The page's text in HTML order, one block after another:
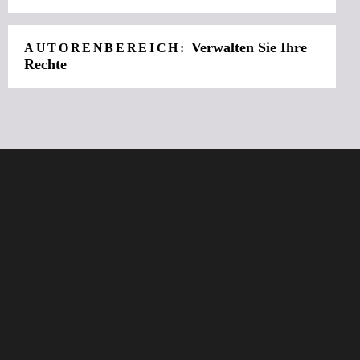
AUTORENBEREICH:Verwalten Sie Ihre
Rechte